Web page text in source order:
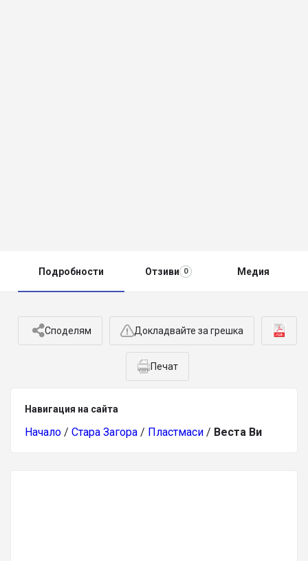
Подробности Отзиви 0 Медия
Споделям Докладвайте за грешка
Печат
Навигация на сайта
Начало / Стара Загора / Пластмаси / Веста Ви